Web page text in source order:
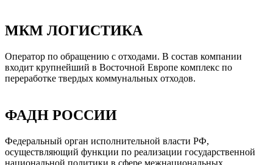
МКМ ЛОГИСТИКА
Оператор по обращению с отходами. В состав компании
входит крупнейший в Восточной Европе комплекс по
переработке твердых коммунальных отходов.
ФАДН РОССИИ
Федеральный орган исполнительной власти РФ,
осуществляющий функции по реализации государственной
национальной политики в сфере межнациональных